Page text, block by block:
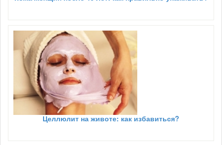
Целлюлит на животе: как избавиться?